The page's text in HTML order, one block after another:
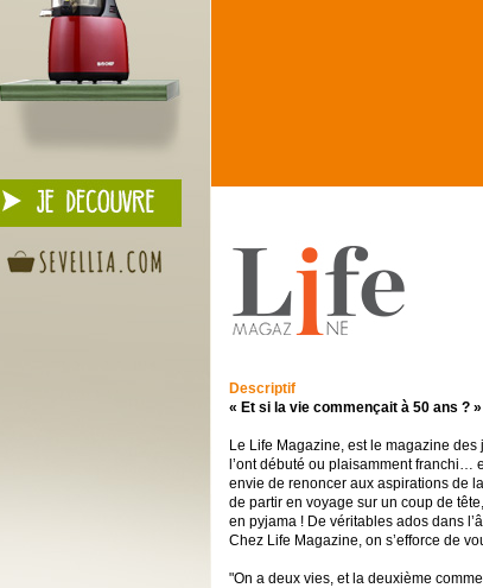
Descriptif
« Et si la vie commençait à 50 ans ? »
Le Life Magazine, est le magazine
l’ont débuté ou plaisamment franchi…
envie de renoncer aux aspirations de
de partir en voyage sur un coup de
en pyjama ! De véritables ados dans
Chez Life Magazine, on s’efforce de
"On a deux vies, et la deuxième